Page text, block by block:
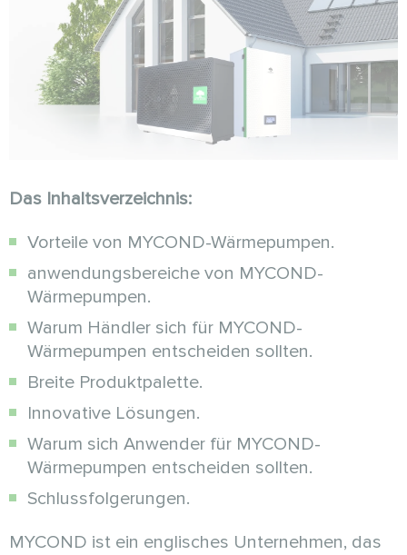
Das Inhaltsverzeichnis:
Vorteile von MYCOND-Wärmepumpen.
anwendungsbereiche von MYCOND-
Wärmepumpen.
Warum Händler sich für MYCOND-
Wärmepumpen entscheiden sollten.
Breite Produktpalette.
Innovative Lösungen.
Warum sich Anwender für MYCOND-
Wärmepumpen entscheiden sollten.
Schlussfolgerungen.
MYCOND ist ein englisches Unternehmen, das